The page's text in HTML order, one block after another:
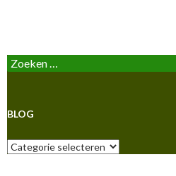
Zoeken
naar:
BLOG
Blog